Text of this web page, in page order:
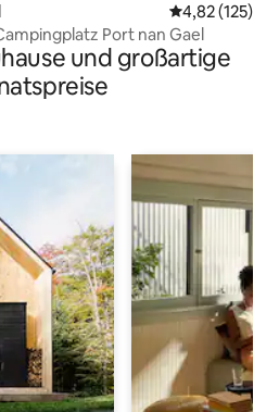
4,82 (125)
Port nan Gael
und großartige